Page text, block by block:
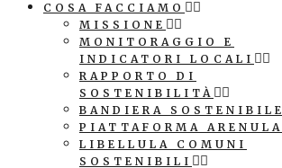
COSA FACCIAMO
MISSIONE
MONITORAGGIO E
INDICATORI LOCALI
RAPPORTO DI
SOSTENIBILITÀ
BANDIERA SOSTENIBILE
PIATTAFORMA ARENULA
LIBELLULA COMUNI
SOSTENIBILI